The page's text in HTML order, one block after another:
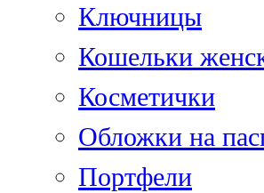
Ключницы
Кошельки
Косметички
Обложки на
Портфели